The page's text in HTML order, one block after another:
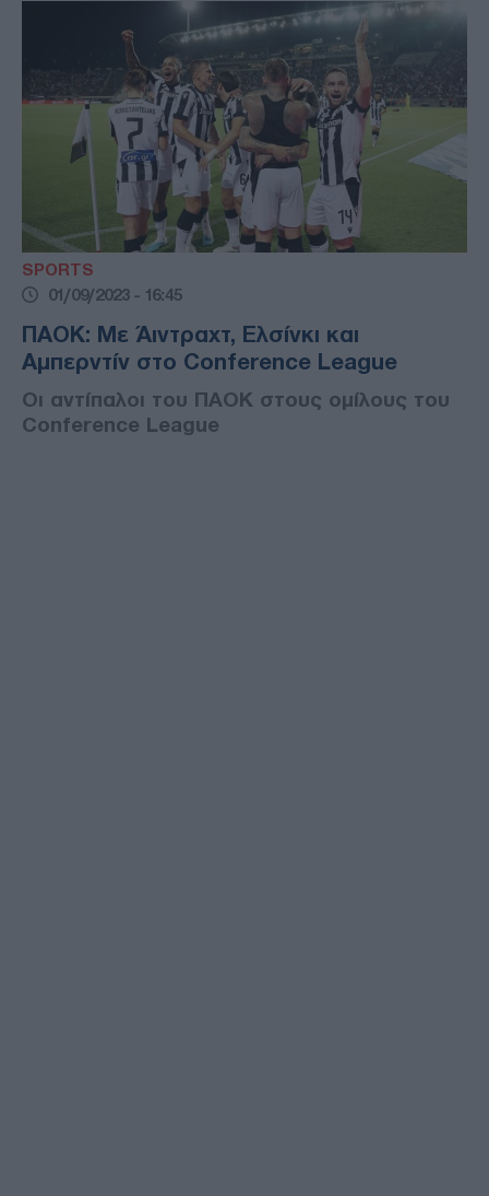
SPORTS
01/09/2023 - 16:45
ΠΑΟΚ: Με Άιντραχτ, Ελσίνκι και
Αμπερντίν στο Conference League
Οι αντίπαλοι του ΠΑΟΚ στους ομίλους του
Conference League